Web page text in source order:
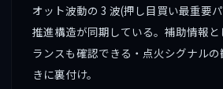
オット波動の 3 波(押し目買い最重要
推進構造が同期している。補助情報
ランスも確認できる・点火シグナル
きに裏付け。